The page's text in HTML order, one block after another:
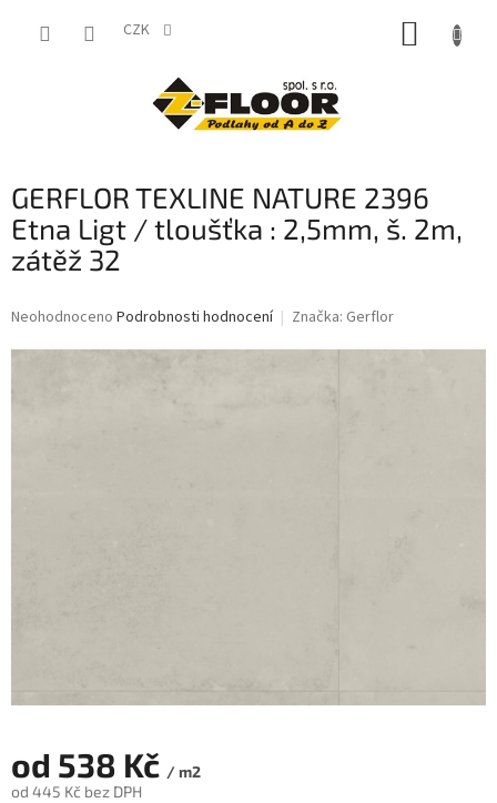
CZK
GERFLOR TEXLINE NATURE 2396
Etna Ligt / tloušťka : 2,5mm, š. 2m,
zátěž 32
Průměrné
Neohodnoceno Podrobnosti hodnocení Značka: Gerflor
od 538 Kč / m2
od 445 Kč bez DPH